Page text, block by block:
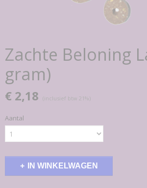
Zachte Beloning
gram)
€ 2,18 (inclusief btw 21%)
Aantal
IN WINKELWAGEN